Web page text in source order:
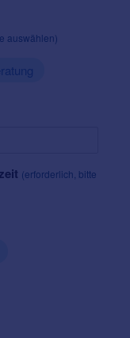
auswählen)
(erforderlich, bitte